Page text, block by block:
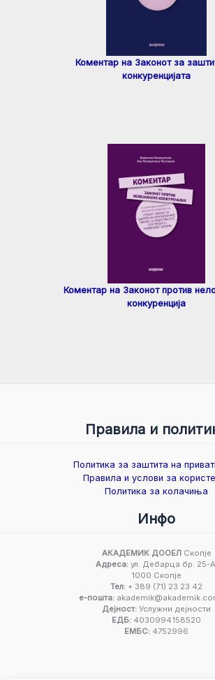
Коментар на Законот за
конкуренцијата
Коментар на Законот против
конкуренција
Правила и
Политика за заштита на
Правила и услови за
Политика за колачиња
Инфо
АКАДЕМИК ДООЕЛСкопје
Адреса:ул. Дебарца бр. 25-
1000 Скопје
Тел: + 389 (71) 23 23 42
е-пошта:
Дејност: Услужни дејности
ЕДБ: 4030994158520
ЕМБС: 4752996